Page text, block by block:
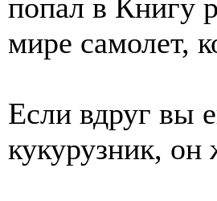
попал в Книгу
мире самолет,
Если вдруг вы
кукурузник,